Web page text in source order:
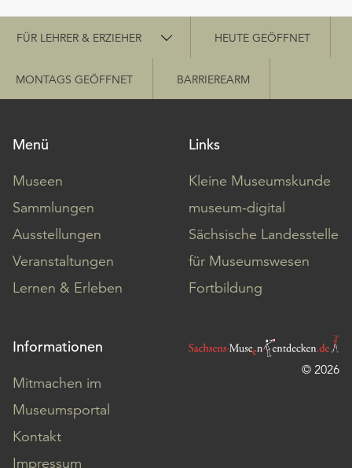
Schnellzugriff
FÜR LEHRER & ERZIEHER HEUTE GEÖFFNET
MONTAGS GEÖFFNET BARRIEREARM
Menü
Museen
Sammlungen
Ausstellungen
Veranstaltungen
Lernen & Erleben
Links
Kleine Museumskunde
museum-digital
Sächsische Landesstelle
für Museumswesen
Fortbildung
Informationen
Mitmachen im
Museumsportal
Kontakt
Impressum
© 2026